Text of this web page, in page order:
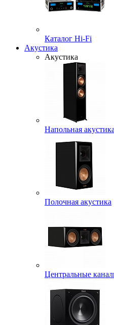
Каталог Hi-Fi
Акустика
Акустика
Напольная
Полочная акустика
Центральные